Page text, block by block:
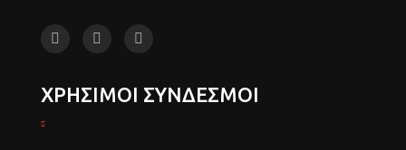
ΧΡΗΣΙΜΟΙ ΣΥΝΔΕΣΜΟΙ